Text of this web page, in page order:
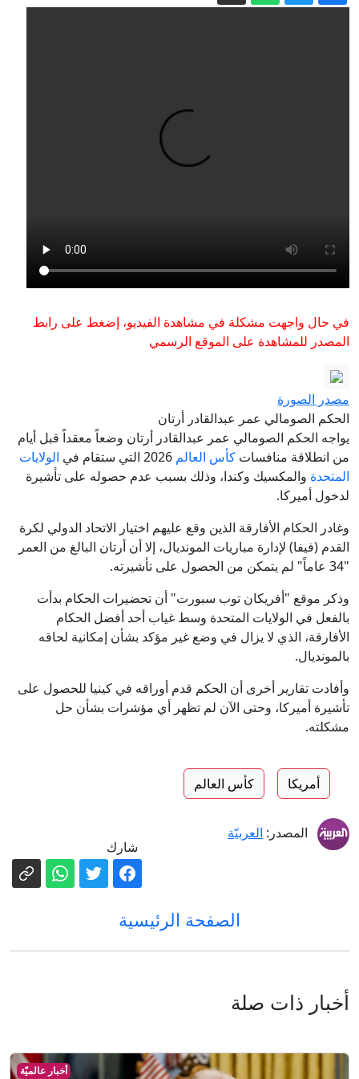
مصادر: السعودية وباكستان وتركيا ستوقّع
اتفاقية دفاع مشترك اليوم
إيران.. ترمب يتحدث عن نهاية وشيكة
للحرب وسط استياء بشأن نقص الذخيرة
في حال واجهت مشكلة في مشاهدة الفيديو، إضغط على رابط
المصدر للمشاهدة على الموقع الرسمي
مصدر الصورة
الحكم الصومالي عمر عبدالقادر أرتان
يواجه الحكم الصومالي عمر عبدالقادر أرتان وضعاً معقداً قبل أيام
من انطلاقة منافسات كأس العالم
الولايات
المتحدة والمكسيك وكندا، وذلك بسبب عدم حصوله على تأشيرة
لدخول أميركا.
وغادر الحكام الأفارقة الذين وقع عليهم اختيار الاتحاد الدولي لكرة
القدم (فيفا) لإدارة مباريات المونديال، إلا أن أرتان البالغ من العمر
"34 عاماً" لم يتمكن من الحصول على تأشيرته.
وذكر موقع "أفريكان توب سبورت" أن تحضيرات الحكام بدأت
بالفعل في الولايات المتحدة وسط غياب أحد أفضل الحكام
الأفارقة، الذي لا يزال في وضع غير مؤكد بشأن إمكانية لحاقه
بالمونديال.
وأفادت تقارير أخرى أن الحكم قدم أوراقه في كينيا للحصول على
تأشيرة أميركا، وحتى الآن لم تظهر أي مؤشرات بشأن حل
مشكلته.
أمريكا كأس العالم
المصدر: العربيّة
شارك
الصفحة الرئيسية
أخبار ذات صلة
أخبار عالميّة